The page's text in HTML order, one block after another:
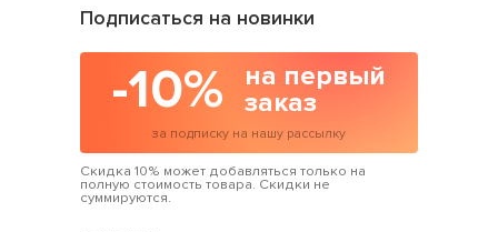
Подписаться на новинки
-10%
на первый
заказ
за подписку на нашу рассылку
Скидка 10% может добавляться только на
полную стоимость товара. Скидки не
суммируются.